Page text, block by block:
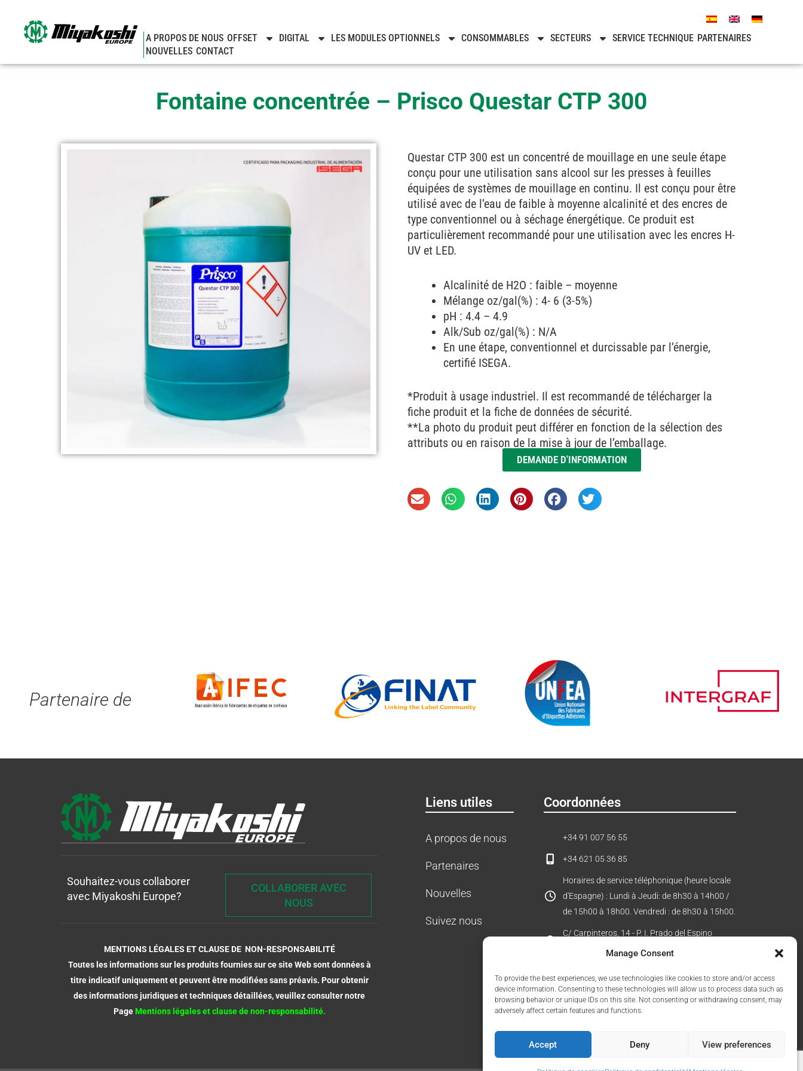
Manage Consent
To provide the best experiences, we use technologies like cookies to store and/or access
device information. Consenting to these technologies will allow us to process data such as
browsing behavior or unique IDs on this site. Not consenting or withdrawing consent, may
adversely affect certain features and functions.
Accept Deny View preferences
contenu
A PROPOS DE NOUS OFFSET DIGITAL LES MODULES OPTIONNELS CONSOMMABLES SECTEURS SERVICE TECHNIQUE PARTENAIRES
NOUVELLES CONTACT
Fontaine concentrée – Prisco Questar CTP 300
Questar CTP 300 est un concentré de mouillage en une seule étape
conçu pour une utilisation sans alcool sur les presses à feuilles
équipées de systèmes de mouillage en continu. Il est conçu pour être
utilisé avec de l’eau de faible à moyenne alcalinité et des encres de
type conventionnel ou à séchage énergétique. Ce produit est
particulièrement recommandé pour une utilisation avec les encres H-
UV et LED.
Alcalinité de H2O : faible – moyenne
Mélange oz/gal(%) : 4- 6 (3-5%)
pH : 4.4 – 4.9
Alk/Sub oz/gal(%) : N/A
En une étape, conventionnel et durcissable par l’énergie,
certifié ISEGA.
*Produit à usage industriel. Il est recommandé de télécharger la
fiche produit et la fiche de données de sécurité.
**La photo du produit peut différer en fonction de la sélection des
attributs ou en raison de la mise à jour de l’emballage.
DEMANDE D'INFORMATION
Partenaire de
Souhaitez-vous collaborer
avec Miyakoshi Europe?
COLLABORER AVEC
NOUS
MENTIONS LÉGALES ET CLAUSE DE NON-RESPONSABILITÉ
Toutes les informations sur les produits fournies sur ce site Web sont données à
titre indicatif uniquement et peuvent être modifiées sans préavis. Pour obtenir
des informations juridiques et techniques détaillées, veuillez consulter notre
Page Mentions légales et clause de non-responsabilité.
Liens utiles
A propos de nous
Partenaires
Nouvelles
Suivez nous
Coordonnées
+34 91 007 56 55
+34 621 05 36 85
Horaires de service téléphonique (heure locale
d'Espagne) : Lundi à Jeudi: de 8h30 à 14h00 /
de 15h00 à 18h00. Vendredi : de 8h30 à 15h00.
C/ Carpinteros, 14 - P. I. Prado del Espino
28660 Boadilla del Monte (Madrid) - Espagne